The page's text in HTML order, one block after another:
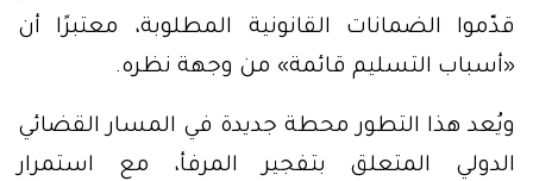
قدّموا الضمانات القانونية المطلوبة، معتبرًا أن
«أسباب التسليم قائمة» من وجهة نظره.
ويُعد هذا التطور محطة جديدة في المسار القضائي
الدولي المتعلق بتفجير المرفأ، مع استمرار